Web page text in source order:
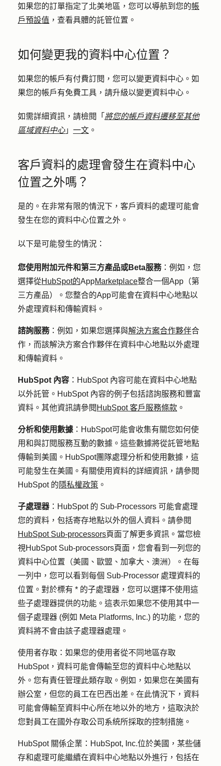
如果您的訂單指定了北美地區，您可以導航到您的帳
戶預設值 ，查看具體的託管位置。
如何變更我的資料中心位置？
如果您的帳戶有付費訂閱，您可以變更資料中心。如
果您的帳戶有免費工具，請升級以變更資料中心。
如需詳細資訊，請檢閱「 將您的帳戶資料遷移至其他
區域資料中心 」 一文 。
客戶資料的處理會發生在資料中心
位置之外嗎？
是的。在非常有限的情況下，客戶資料的處理可能會
發生在您的資料中心位置之外。
以下是可能發生的情況：
您使用附加元件和第三方產品或Beta服務：例如，您
選擇從HubSpot的AppMarketplace整合一個App（第
三方產品）。您整合的App可能會在資料中心地點以
外處理資料和傳輸資料。
諮詢服務：例如，如果您選擇與解決方案合作夥伴合
作，而該解決方案合作夥伴在資料中心地點以外處理
和傳輸資料。
HubSpot 內容 ：HubSpot 內容可能在資料中心地點
以外託管。HubSpot 內容的例子包括諮詢服務和豐富
資料。其他資訊請參閱 HubSpot 客戶服務條款 。
分析和使用數據 ：HubSpot可能會收集有關您如何使
用和與訂閱服務互動的數據。這些數據將從託管地點
傳輸到美國。HubSpot團隊處理分析和使用數據，這
可能發生在美國。有關使用資料的詳細資訊，請參閱
HubSpot 的 隱私權政策 。
子處理器 ：HubSpot 的 Sub-Processors 可能會處理
您的資料，包括寄存地點以外的個人資料。請參閱
HubSpot Sub-processors頁面了解更多資訊。當您檢
視HubSpot Sub-processors頁面，您會看到一列您的
資料中心位置（美國、歐盟、加拿大、澳洲）。在每
一列中，您可以看到每個 Sub-Processor 處理資料的
位置。對於標有 * 的子處理器，您可以選擇不使用這
些子處理器提供的功能。這表示如果您不使用其中一
個子處理器 (例如 Meta Platforms, Inc.) 的功能，您的
資料將不會由該子處理器處理。
使用者存取 ：如果您的使用者從不同地區存取
HubSpot，資料可能會傳輸至您的資料中心地點以
外。您有責任管理此類存取。例如，如果您在美國有
辦公室，但您的員工在巴西出差。在此情況下，資料
可能會傳輸至資料中心所在地以外的地方，這取決於
您對員工在國外存取公司系統所採取的控制措施。
HubSpot 關係企業 ：HubSpot, Inc.位於美國，某些儲
存和處理可能繼續在資料中心地點以外進行，包括在